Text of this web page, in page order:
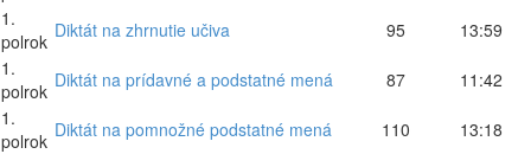
1.
polrok Diktát na zhrnutie učiva 95
13:59
1.
polrok Diktát na prídavné a podstatné mená 87
11:42
1.
polrok Diktát na pomnožné podstatné mená 110
13:18